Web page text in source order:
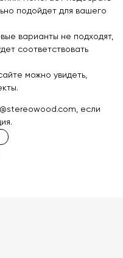
подойдет для вашего
варианты не подходят,
соответствовать
можно увидеть,
, если